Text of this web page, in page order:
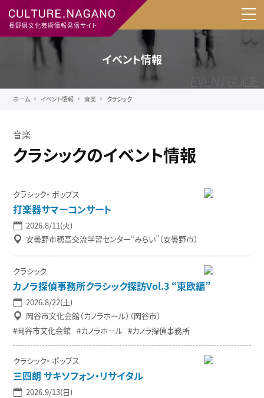
長野県文化芸術情報発信サイト
イベント情報
ホーム イベント情報 音楽 クラシック
音楽
クラシックのイベント情報
クラシック ポップス
打楽器サマーコンサート
2026.8/11(火)
安曇野市穂高交流学習センター“みらい”（安曇野市）
クラシック
カノラ探偵事務所クラシック探訪Vol.3 “東欧編”
2026.8/22(土)
岡谷市文化会館（カノラホール）（岡谷市）
岡谷市文化会館
カノラホール カノラ探偵事務所
クラシック ポップス
三四朗 サキソフォン・リサイタル
2026.9/13(日)